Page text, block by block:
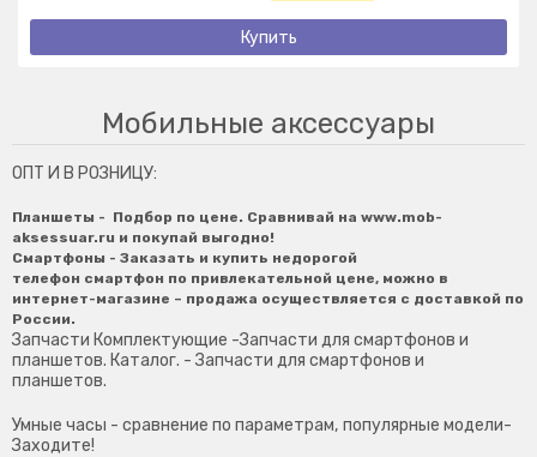
Купить
Мобильные аксессуары
ОПТ И В РОЗНИЦУ:
Планшеты - Подбор по цене. Сравнивай на www.mob-
aksessuar.ru и покупай выгодно!
Смартфоны - Заказать и купить недорогой
телефон смартфон по привлекательной цене, можно в
интернет-магазине – продажа осуществляется с доставкой по
России.
Запчасти Комплектующие -Запчасти для смартфонов и
планшетов. Каталог. - Запчасти для смартфонов и
планшетов.
Умные часы - сравнение по параметрам, популярные модели-
Заходите!